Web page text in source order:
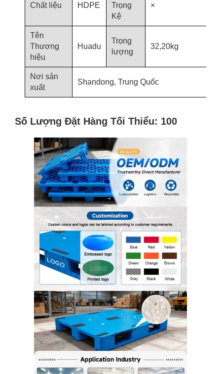
Chất liệu HDPE
Trọng
Kệ
×
Tên
Thương
hiệu
Huadu
Trọng
lượng
32,20kg
Nơi sản
xuất
Shandong, Trung Quốc
Số Lượng Đặt Hàng Tối Thiểu: 100